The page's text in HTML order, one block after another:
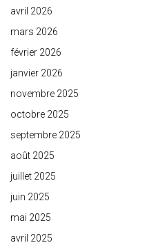
avril 2026
mars 2026
février 2026
janvier 2026
novembre 2025
octobre 2025
septembre 2025
août 2025
juillet 2025
juin 2025
mai 2025
avril 2025